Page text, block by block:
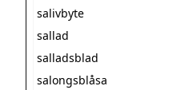
salivbyte
sallad
salladsblad
salongsblåsa